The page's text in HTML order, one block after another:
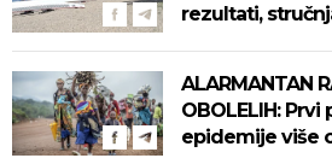
rezultati,
ALARMANTAN
OBOLELIH:
epidemije više